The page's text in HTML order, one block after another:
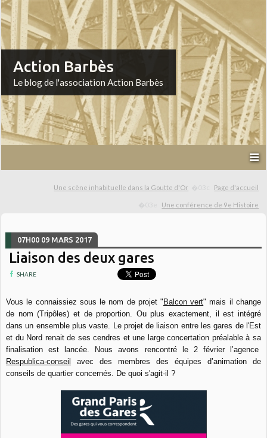
Action Barbès
Le blog de l'association Action Barbès
Une scène inhabituelle dans la Goutte d'Or Page d'accueil
Une conférence de 9e Histoire
07H00 09 MARS 2017
Liaison des deux gares
SHARE
Vous le connaissiez sous le nom de projet " Balcon vert" mais il change
de nom (Tripôles) et de proportion. Ou plus exactement, il est intégré
dans un ensemble plus vaste. Le projet de liaison entre les gares de l'Est
et du Nord renait de ses cendres et une large concertation préalable à sa
finalisation est lancée. Nous avons rencontré le 2 février l’agence
Respublica-conseil
avec des membres des équipes d’animation de
conseils de quartier concernés. De quoi s'agit-il ?